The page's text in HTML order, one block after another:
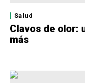
Salud
Clavos de olor:
más